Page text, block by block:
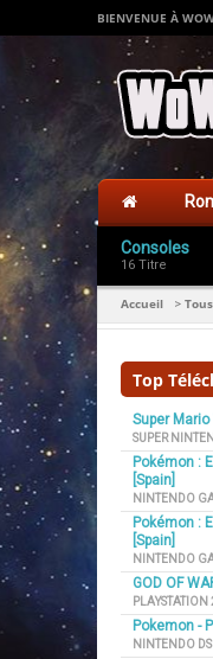
BIENVENUE À
Consoles
16 Titre
Accueil >
Top
Super Mario
SUPER
Pokémon :
[Spain]
NINTENDO
Pokémon :
[Spain]
NINTENDO
GOD OF
PLAYSTATION
Pokemon -
NINTENDO DS